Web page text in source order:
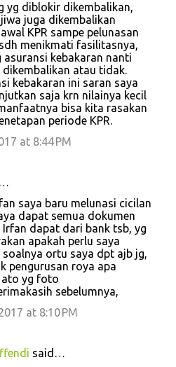
yg diblokir dikembalikan,
juga dikembalikan
KPR sampe pelunasan
menikmati fasilitasnya,
asuransi kebakaran nanti
atau tidak.
kebakaran ini saran saya
saja krn nilainya kecil
bisa kita rasakan
periode KPR.
at 8:44 PM
saya baru melunasi cicilan
dapat semua dokumen
Irfan dapat dari bank tsb, yg
apakah perlu saya
soalnya ortu saya dpt ajb jg,
pengurusan roya apa
ato yg foto
sebelumnya,
at 8:10 PM
said…